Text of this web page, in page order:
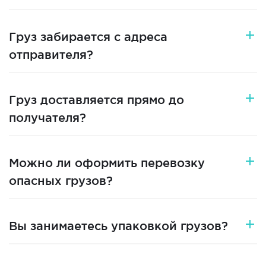
Груз забирается с адреса
отправителя?
Груз доставляется прямо до
получателя?
Можно ли оформить перевозку
опасных грузов?
Вы занимаетесь упаковкой грузов?